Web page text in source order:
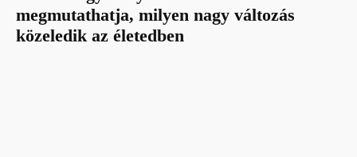
megmutathatja, milyen nagy változás
közeledik az életedben